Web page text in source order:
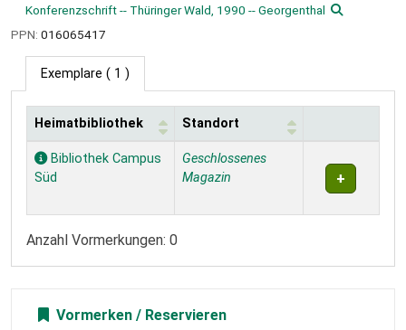
Konferenzschrift -- Thüringer Wald, 1990 -- Georgenthal
PPN: 016065417
Exemplare ( 1 )
Exemplare
Heimatbibliothek Standort
Bibliothek Campus
Süd
Geschlossenes
Magazin
Anzahl Vormerkungen: 0
Vormerken